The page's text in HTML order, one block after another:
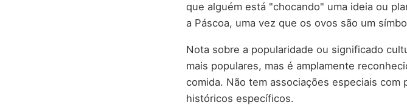
que alguém está "chocando" uma ideia ou
a Páscoa, uma vez que os ovos são um
Nota sobre a popularidade ou significado
mais populares, mas é amplamente
comida. Não tem associações especiais
históricos específicos.